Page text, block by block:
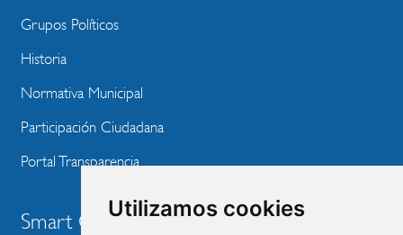
Utilizamos cookies
Grupos Políticos
Historia
Normativa Municipal
Participación Ciudadana
Portal Transparencia
Smart City